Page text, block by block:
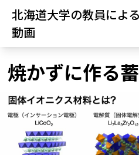
北海道大学の教員によ
動画
焼かずに作る